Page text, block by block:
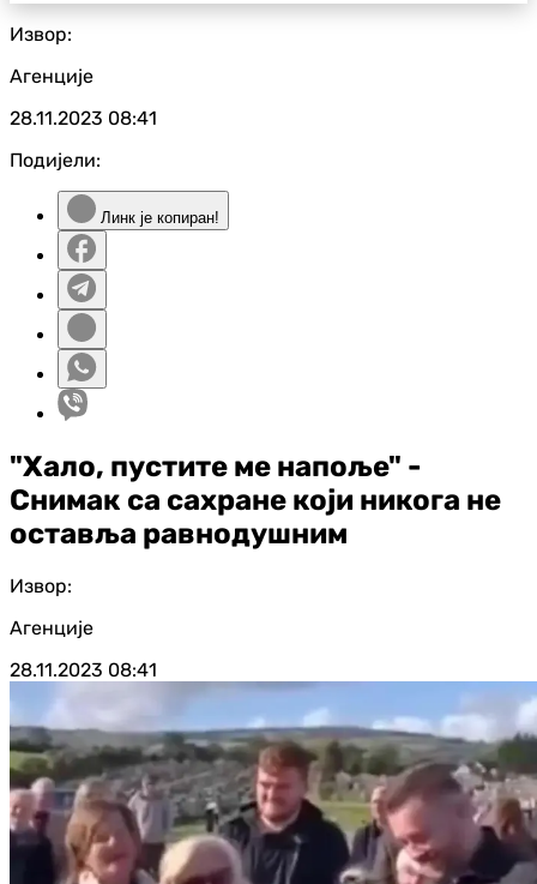
Извор:
Агенције
28.11.2023 08:41
Подијели:
Линк је копиран!
"Хало, пустите ме напоље" -
Снимак са сахране који никога не
оставља равнодушним
Извор:
Агенције
28.11.2023 08:41